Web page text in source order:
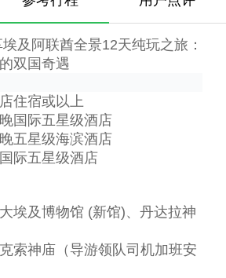
及阿联酋全景12天纯玩之旅：
双国奇遇
住宿或以上
国际五星级酒店
五星级海滨酒店
际五星级酒店
埃及博物馆 (新馆)、丹达拉神
索神庙（导游领队司机加班安